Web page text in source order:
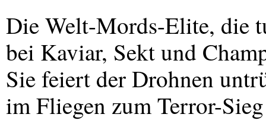
Die Welt-Mords-Elite, die
bei Kaviar, Sekt und
Sie feiert der Drohnen
im Fliegen zum Terror-